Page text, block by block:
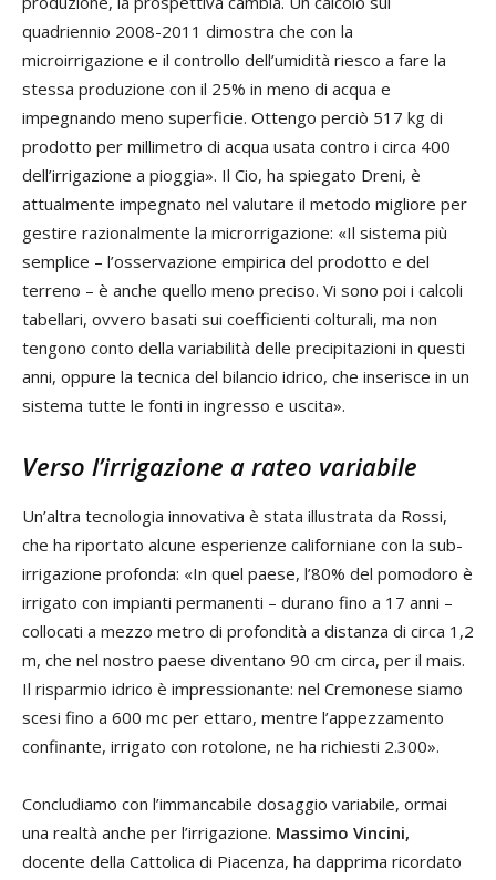
quadriennio 2008-2011 dimostra che con la
microirrigazione e il controllo dell’umidità riesco a fare la
stessa produzione con il 25% in meno di acqua e
impegnando meno superficie. Ottengo perciò 517 kg di
prodotto per millimetro di acqua usata contro i circa 400
dell’irrigazione a pioggia». Il Cio, ha spiegato Dreni, è
attualmente impegnato nel valutare il metodo migliore per
gestire razionalmente la microrrigazione: «Il sistema più
semplice – l’osservazione empirica del prodotto e del
terreno – è anche quello meno preciso. Vi sono poi i calcoli
tabellari, ovvero basati sui coefficienti colturali, ma non
tengono conto della variabilità delle precipitazioni in questi
anni, oppure la tecnica del bilancio idrico, che inserisce in un
sistema tutte le fonti in ingresso e uscita».
Verso l’irrigazione a rateo variabile
Un’altra tecnologia innovativa è stata illustrata da Rossi,
che ha riportato alcune esperienze californiane con la sub-
irrigazione profonda: «In quel paese, l’80% del pomodoro è
irrigato con impianti permanenti – durano fino a 17 anni –
collocati a mezzo metro di profondità a distanza di circa 1,2
m, che nel nostro paese diventano 90 cm circa, per il mais.
Il risparmio idrico è impressionante: nel Cremonese siamo
scesi fino a 600 mc per ettaro, mentre l’appezzamento
confinante, irrigato con rotolone, ne ha richiesti 2.300».
Concludiamo con l’immancabile dosaggio variabile, ormai
una realtà anche per l’irrigazione. Massimo Vincini,
docente della Cattolica di Piacenza, ha dapprima ricordato